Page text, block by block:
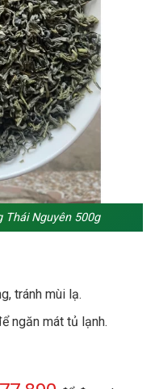
Thái Nguyên 500g
tránh mùi lạ.
ngăn mát tủ lạnh.